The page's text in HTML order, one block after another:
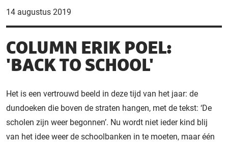
14 augustus 2019
COLUMN ERIK POEL:
'BACK TO SCHOOL'
Het is een vertrouwd beeld in deze tijd van het jaar: de
dundoeken die boven de straten hangen, met de tekst: ‘De
scholen zijn weer begonnen’. Nu wordt niet ieder kind blij
van het idee weer de schoolbanken in te moeten, maar één